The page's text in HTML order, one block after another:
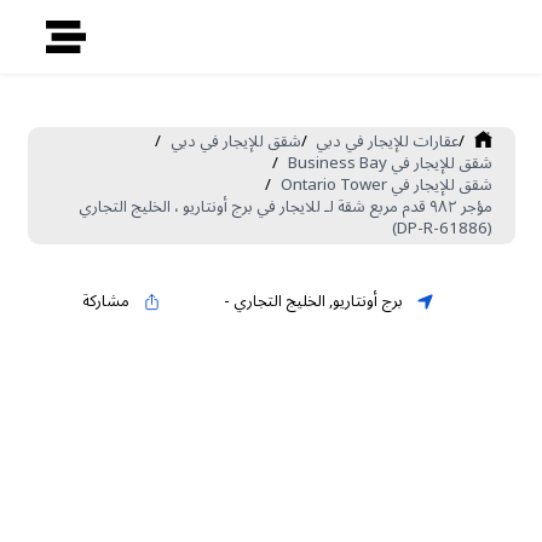
/عقارات للإيجار في دبي /شقق للإيجار في دبي /
شقق للإيجار في Business Bay /
شقق للإيجار في Ontario Tower /
مؤجر ٩٨٢ قدم مربع شقة لـ للايجار في برج أونتاريو ، الخليج التجاري
(DP-R-61886)
برج أونتاريو,الخليج التجاري- مشاركة